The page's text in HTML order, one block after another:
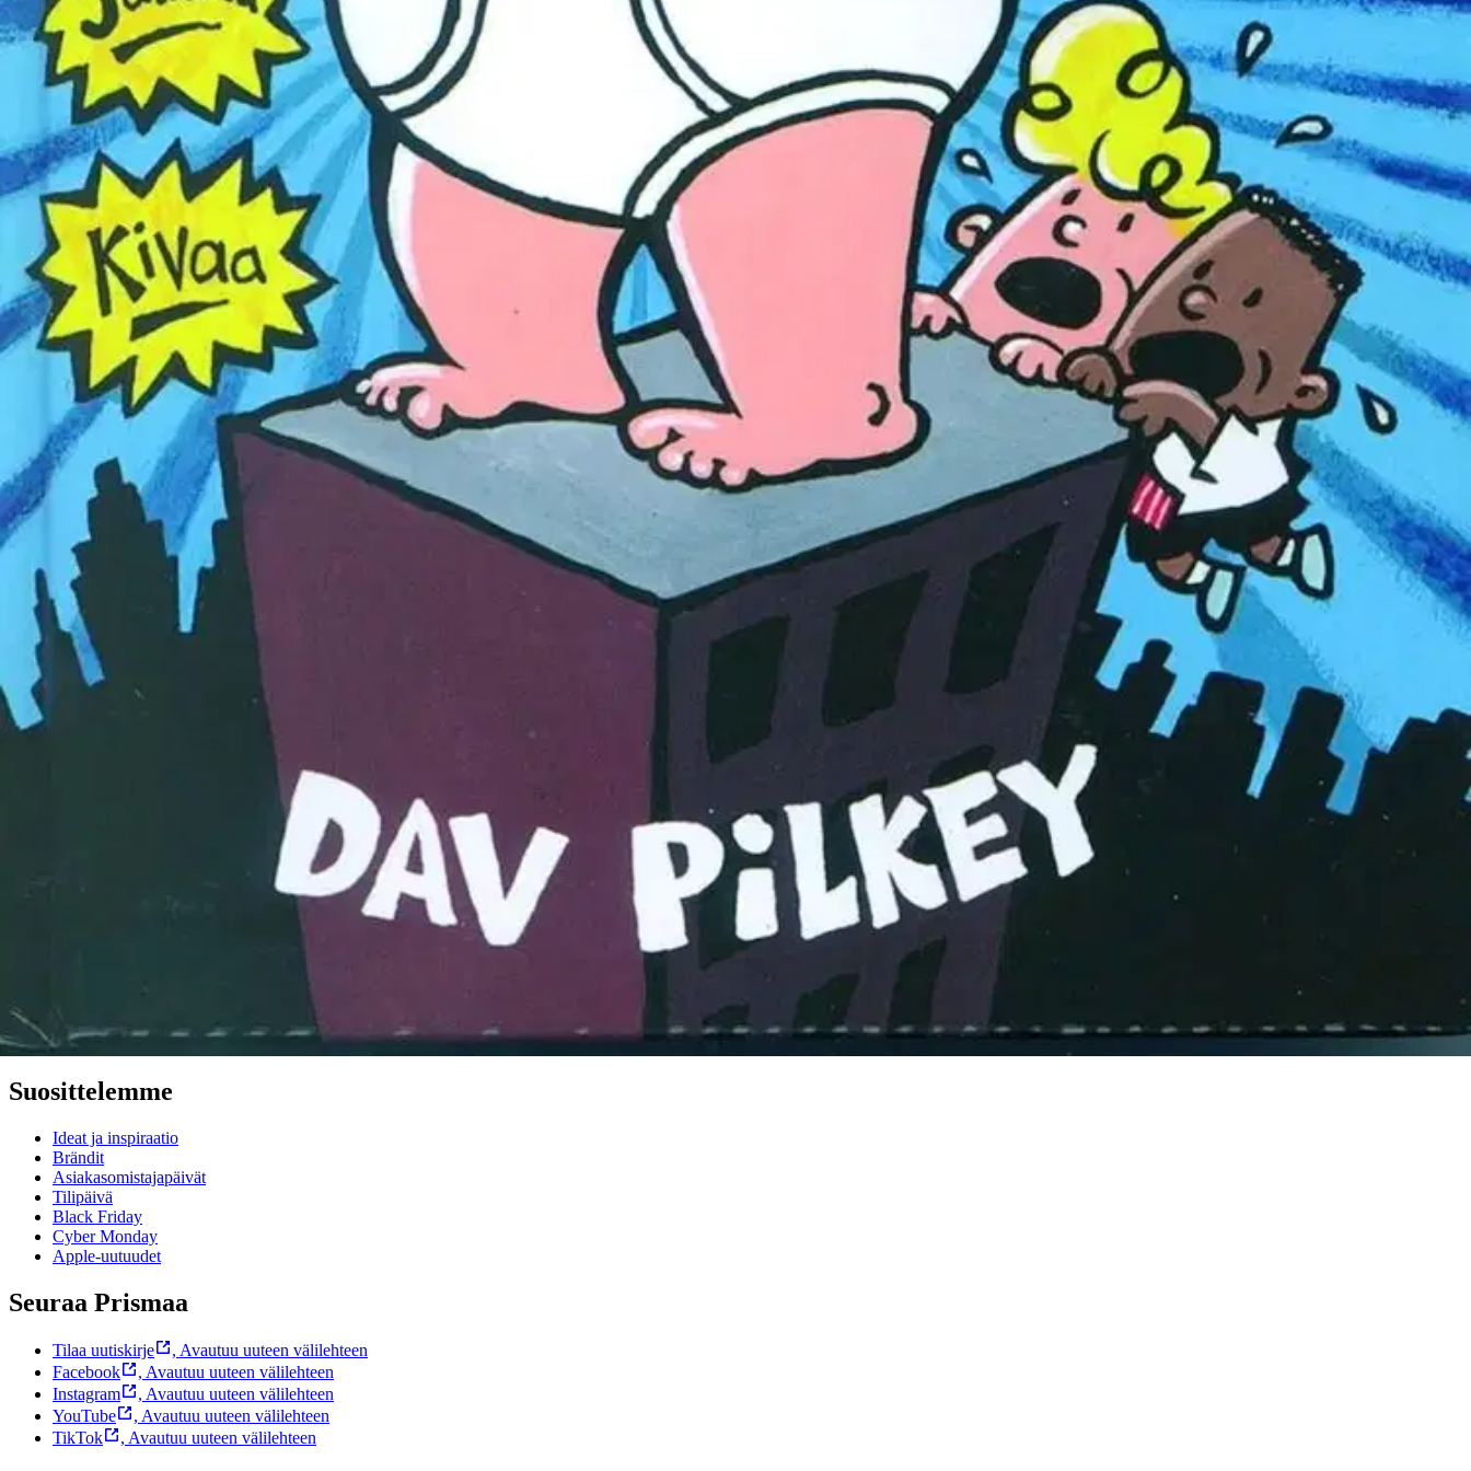
Hulvattoman hauskan sarjan ensimmäinen osa. Kapteeni Kalsarin todellinen henkilöllisyys on NIIN salainen, ettei edes hän itse tiedä sitä! Kun Erno ja Huuko ovat koko rankan päivän vitsailleet, kujeilleet ja
aiheuttaneet sekasortoa koulussa, he rientävät mieluusti vanhaan majaan Ernon takapihalle. Huukosta on kiva piirtää ja Ernosta kiva sepittää tarinoita. Kapteeni Kalsari on yksi heidän keksimistään
supersankareista, nyt jo maailmankuulu! Lukeminen antaa supervoimia! Dav Pilkeyn avulla miljoonat lapset ovat löytäneet lukeisen riemun. Publishers Weekly -lehti valitsi Dav Pilkeyn vuoden 2019 henkilöksi
ja kirjoitti, että Pilkey tekee eniten lasten lukuinnostuksen lisäämiseksi sitten J. K. Rowlingin.
Näytä lisää tuotekuvausta
Ominaisuudet
Oletko tyytyväinen tuotetietoihin?
Ovatko tuotetiedot riittävät? Jos tuotetiedoissa on puutteita tai niitä voisi muuten parantaa, anna palautetta.
Anna palautetta,Avautuu uuteen välilehteen
Verkkokauppa
Ohjeet
Ensitilaajan pikaopas
Myymälänouto
Palautukset
Reklamaatio
Takuu ja huolto
Toimitustavat
Maksutavat
Asennuspalvelut
Mitä pidät Prisma.fi-verkkokaupasta?
Muuta evästeasetuksia
Suosittelemme
Ideat ja inspiraatio
Brändit
Asiakasomistajapäivät
Tilipäivä
Black Friday
Cyber Monday
Apple-uutuudet
Seuraa Prismaa
Tilaa uutiskirje , Avautuu uuteen välilehteen
Facebook
, Avautuu uuteen välilehteen
Instagram
, Avautuu uuteen välilehteen
YouTube
, Avautuu uuteen välilehteen
TikTok
, Avautuu uuteen välilehteen